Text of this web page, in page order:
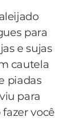
para
e sujas
cautela
piadas
para
você